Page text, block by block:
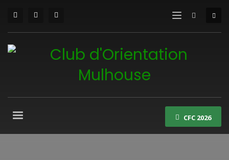
CFC 2026